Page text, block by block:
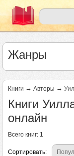
Жанры
Книги → Авторы →
Книги
онлайн
Всего книг: 1
Сортировать: